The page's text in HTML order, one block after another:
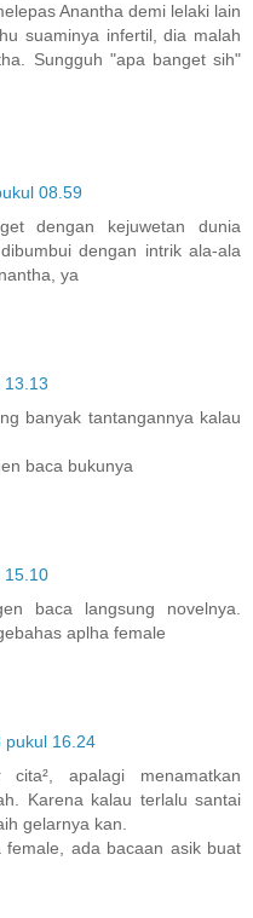
Anantha demi lelaki lain
suaminya infertil, dia malah
Sungguh "apa banget sih"
08.59
dengan kejuwetan dunia
dengan intrik ala-ala
ya
13.13
banyak tantangannya kalau
baca bukunya
15.10
baca langsung novelnya.
aplha female
pukul 16.24
cita², apalagi menamatkan
Karena kalau terlalu santai
gelarnya kan.
ada bacaan asik buat